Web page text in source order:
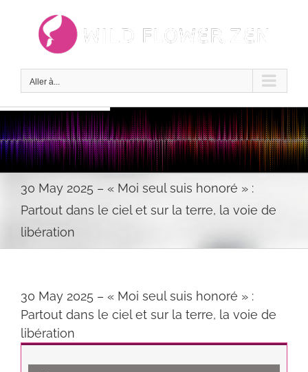
Aller à...
30 May 2025 – « Moi seul suis honoré » :
Partout dans le ciel et sur la terre, la voie de
libération
30 May 2025 – « Moi seul suis honoré » :
Partout dans le ciel et sur la terre, la voie de
libération